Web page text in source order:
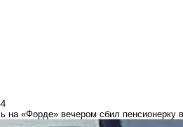
«Форде» вечером сбил пенсионерку